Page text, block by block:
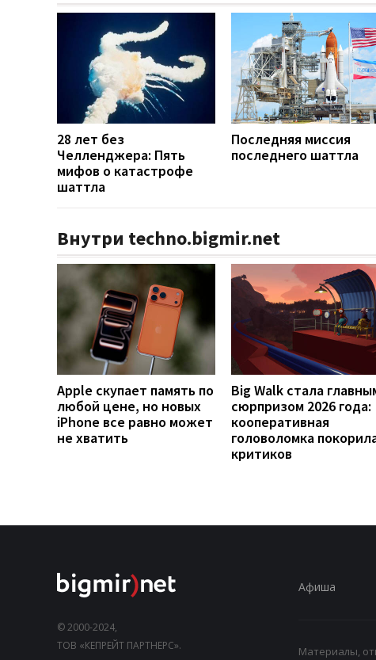
28 лет без
Челленджера: Пять
мифов о катастрофе
шаттла
Последняя миссия
последнего шаттла
Внутри techno.bigmir.net
Apple скупает память по
любой цене, но новых
iPhone все равно может
не хватить
Big Walk стала
сюрпризом 2026 года:
кооперативная
головоломка
критиков
© 2000-2024,
ТОВ «КЕПРЕЙТ ПАРТНЕРС».
Афиша
Материалы,